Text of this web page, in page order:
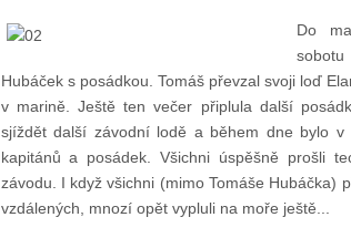
Do
Hubáček s posádkou. Tomáš převzal svoji loď
v marině. Ještě ten večer připlula další
sjíždět další závodní lodě a během dne bylo
kapitánů a posádek. Všichni úspěšně prošli
závodu. I když všichni (mimo Tomáše Hubáčka)
vzdálených, mnozí opět vypluli na moře ještě...